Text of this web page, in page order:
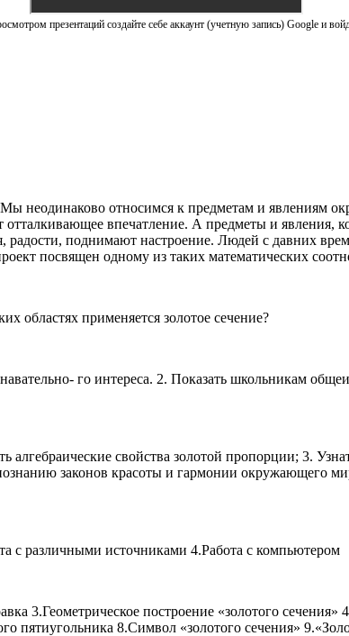
презентаций создайте себе аккаунт (учетную запись) Google и
неодинаково относимся к предметам и явлениям
впечатление. А предметы и явления,
поднимают настроение. Людей с давних
посвящен одному из таких математических
областях применяется золотое сечение?
го интереса. 2. Показать школьникам
алгебраические свойства золотой пропорции; 3.
законов красоты и гармонии окружающего
с различными источниками 4.Работа с компьютером
3.Геометрическое построение «золотого
пятиугольника 8.Символ «золотого сечения»